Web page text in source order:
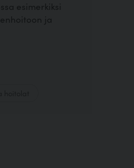
esimerkiksi
ja